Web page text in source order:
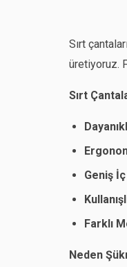
Sırt
üretiyoruz.
Sırt
Geniş
Farklı
Neden